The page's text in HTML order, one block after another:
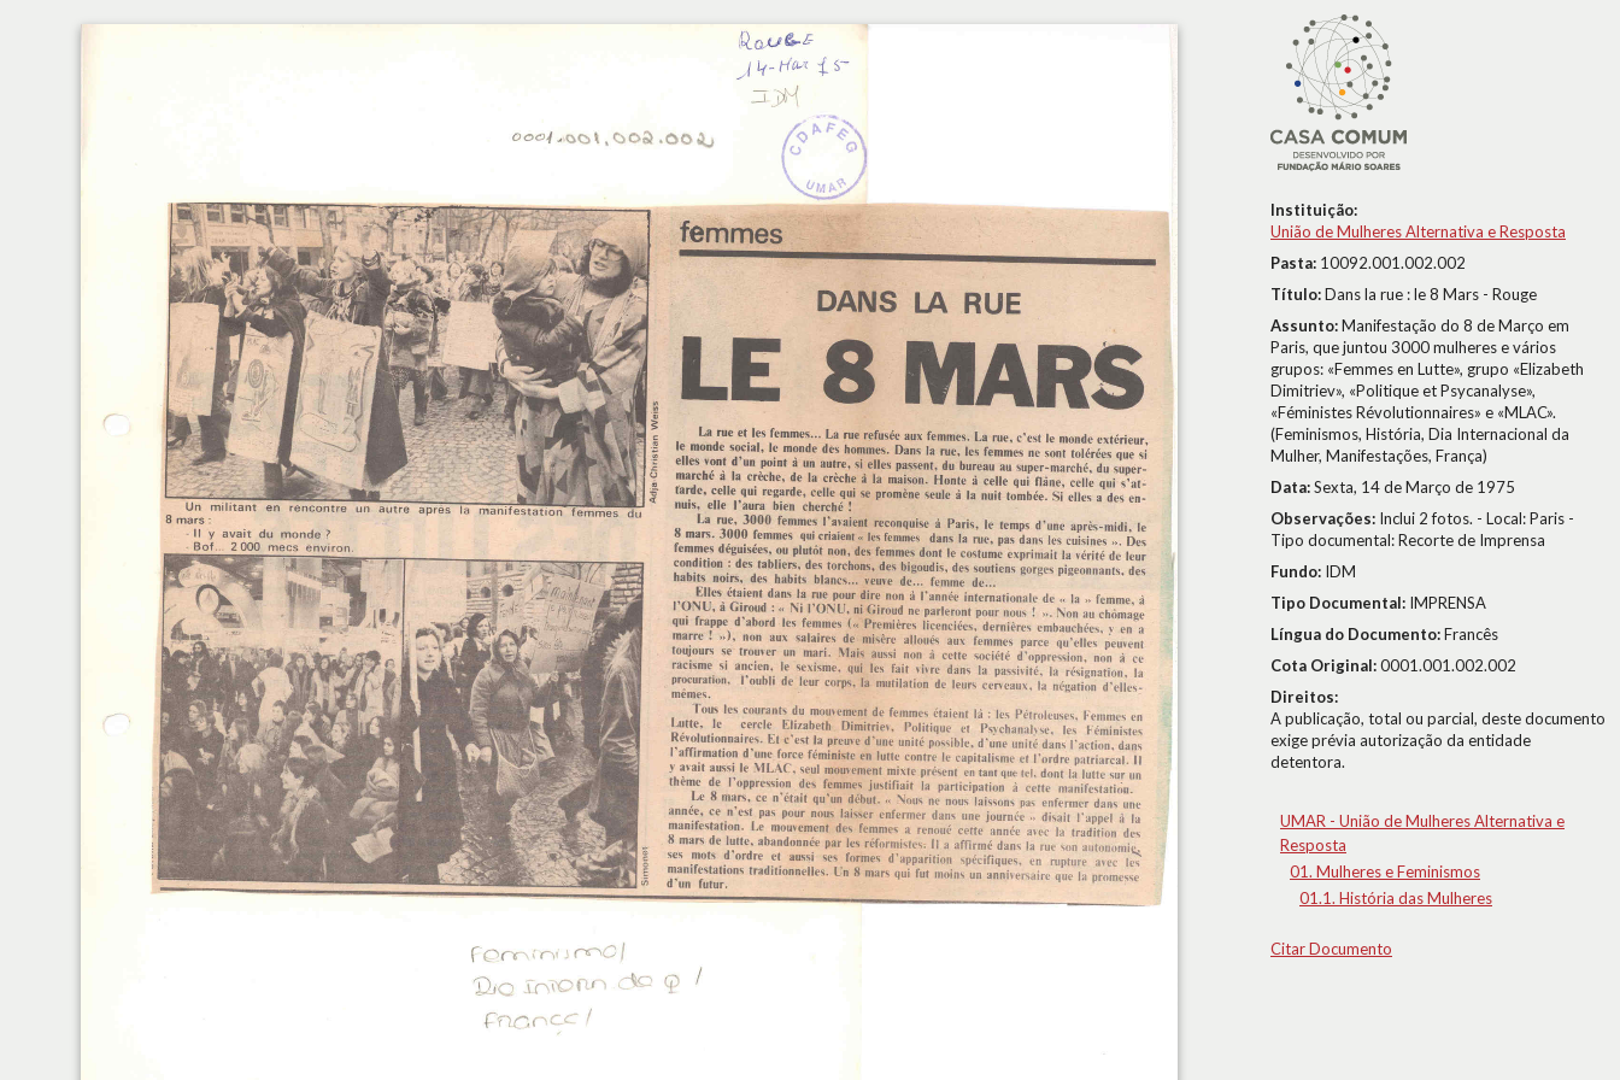
Instituição:
União de Mulheres Alternativa e Resposta
Pasta: 10092.001.002.002
Título:Dans la rue : le 8 Mars - Rouge
Assunto:Manifestação do 8 de Março em
Paris, que juntou 3000 mulheres e vários
grupos: «Femmes en Lutte», grupo «Elizabeth
Dimitriev», «Politique et Psycanalyse»,
«Féministes Révolutionnaires» e «MLAC».
(Feminismos, História, Dia Internacional da
Mulher, Manifestações, França)
Data:Sexta, 14 de Março de 1975
Observações: Inclui 2 fotos. - Local: Paris -
Tipo documental: Recorte de Imprensa
Fundo: IDM
Tipo Documental: IMPRENSA
Língua do Documento:Francês
Cota Original:0001.001.002.002
Direitos:
A publicação, total ou parcial, deste documento
exige prévia autorização da entidade
detentora.
UMAR - União de Mulheres Alternativa e
Resposta
01. Mulheres e Feminismos
01.1. História das Mulheres
Citar Documento